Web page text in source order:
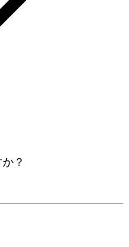
？